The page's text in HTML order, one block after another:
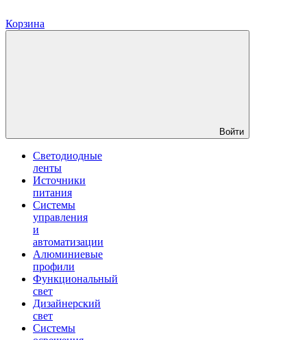
Корзина
Войти
Светодиодные
ленты
Источники
питания
Системы
управления
и
автоматизации
Алюминиевые
профили
Функциональный
свет
Дизайнерский
свет
Системы